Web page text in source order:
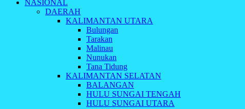
NASIONAL
DAERAH
KALIMANTAN UTARA
Bulungan
Tarakan
Malinau
Nunukan
Tana Tidung
KALIMANTAN SELATAN
BALANGAN
HULU SUNGAI TENGAH
HULU SUNGAI UTARA